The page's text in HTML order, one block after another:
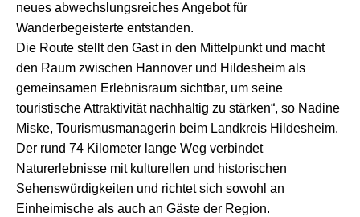
neues abwechslungsreiches Angebot für
Wanderbegeisterte entstanden.
Die Route stellt den Gast in den Mittelpunkt und macht
den Raum zwischen Hannover und Hildesheim als
gemeinsamen Erlebnisraum sichtbar, um seine
touristische Attraktivität nachhaltig zu stärken“, so Nadine
Miske, Tourismusmanagerin beim Landkreis Hildesheim.
Der rund 74 Kilometer lange Weg verbindet
Naturerlebnisse mit kulturellen und historischen
Sehenswürdigkeiten und richtet sich sowohl an
Einheimische als auch an Gäste der Region.